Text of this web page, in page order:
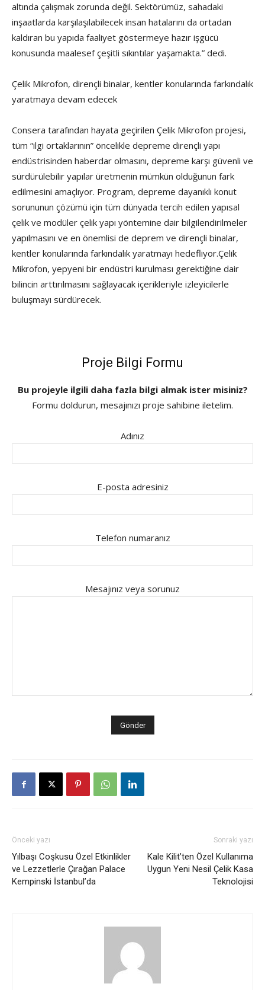
altında çalışmak zorunda değil. Sektörümüz, sahadaki
inşaatlarda karşılaşılabilecek insan hatalarını da ortadan
kaldıran bu yapıda faaliyet göstermeye hazır işgücü
konusunda maalesef çeşitli sıkıntılar yaşamakta.” dedi.
Çelik Mikrofon, dirençli binalar, kentler konularında farkındalık
yaratmaya devam edecek
Consera tarafından hayata geçirilen Çelik Mikrofon projesi,
tüm “ilgi ortaklarının” öncelikle depreme dirençli yapı
endüstrisinden haberdar olmasını, depreme karşı güvenli ve
sürdürülebilir yapılar üretmenin mümkün olduğunun fark
edilmesini amaçlıyor. Program, depreme dayanıklı konut
sorununun çözümü için tüm dünyada tercih edilen yapısal
çelik ve modüler çelik yapı yöntemine dair bilgilendirilmeler
yapılmasını ve en önemlisi de deprem ve dirençli binalar,
kentler konularında farkındalık yaratmayı hedefliyor.Çelik
Mikrofon, yepyeni bir endüstri kurulması gerektiğine dair
bilincin arttırılmasını sağlayacak içerikleriyle izleyicilerle
buluşmayı sürdürecek.
Proje Bilgi Formu
Bu projeyle ilgili daha fazla bilgi almak ister misiniz?
Formu doldurun, mesajınızı proje sahibine iletelim.
Adınız
E-posta adresiniz
Telefon numaranız
Mesajınız veya sorunuz
Önceki yazı
Yılbaşı Coşkusu Özel Etkinlikler
ve Lezzetlerle Çırağan Palace
Kempinski İstanbul’da
Sonraki yazı
Kale Kilit’ten Özel Kullanıma
Uygun Yeni Nesil Çelik Kasa
Teknolojisi